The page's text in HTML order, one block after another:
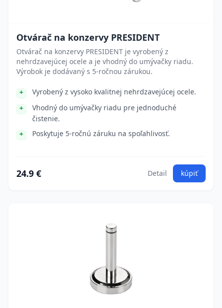
Otvárač na konzervy PRESIDENT
Otvárač na konzervy PRESIDENT je vyrobený z
nehrdzavejúcej ocele a je vhodný do umývačky riadu.
Výrobok je dodávaný s 5-ročnou zárukou.
Vyrobený z vysoko kvalitnej nehrdzavejúcej ocele.
Vhodný do umývačky riadu pre jednoduché
čistenie.
Poskytuje 5-ročnú záruku na spoľahlivosť.
24.9 € Detail kúpiť